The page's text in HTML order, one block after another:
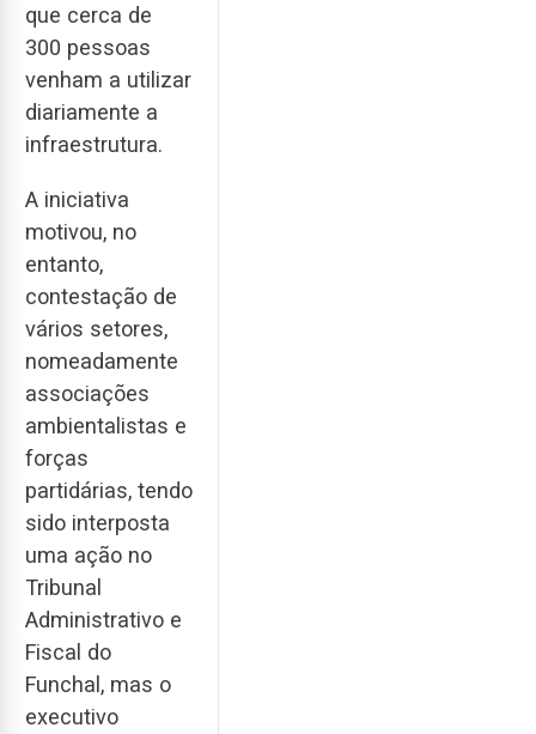
que cerca de
300 pessoas
venham a utilizar
diariamente a
infraestrutura.
A iniciativa
motivou, no
entanto,
contestação de
vários setores,
nomeadamente
associações
ambientalistas e
forças
partidárias, tendo
sido interposta
uma ação no
Tribunal
Administrativo e
Fiscal do
Funchal, mas o
executivo